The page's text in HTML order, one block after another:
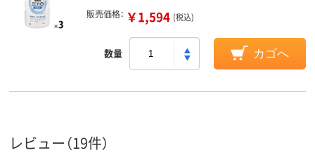
販売価格： ￥1,594 (税込)
数量 カゴへ
レビュー（19件）